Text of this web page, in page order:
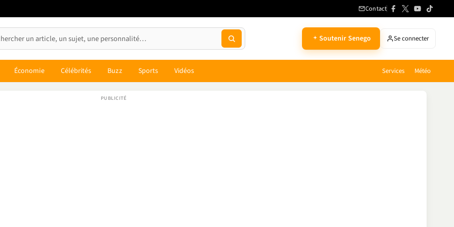
Contact
Soutenir Senego Se connecter
Économie Célébrités Buzz Sports Vidéos Services Météo